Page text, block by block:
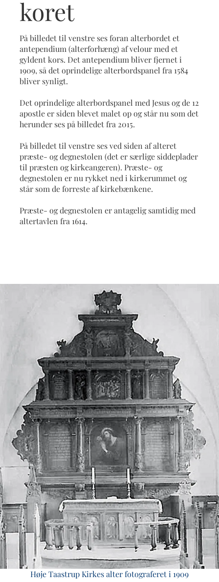
koret
På billedet til venstre ses foran alterbordet et
antependium (alterforhæng) af velour med et
gyldent kors. Det antependium bliver fjernet i
1909, så det oprindelige alterbordspanel fra 1584
bliver synligt.
Det oprindelige alterbordspanel med Jesus og de 12
apostle er siden blevet malet op og står nu som det
herunder ses på billedet fra 2015.
På billedet til venstre ses ved siden af alteret
præste- og degnestolen (det er særlige siddeplader
til præsten og kirkeangeren). Præste- og
degnestolen er nu rykket ned i kirkerummet og
står som de forreste af kirkebænkene.
Præste- og degnestolen er antagelig samtidig med
altertavlen fra 1614.
Høje Taastrup Kirkes alter fotograferet i 1909